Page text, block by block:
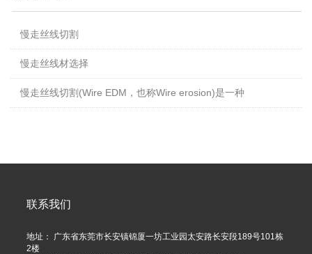
慢走丝线切割
慢走丝线材选择
慢走丝线切割(Wire EDM，也称Wire erosion)是一种
联系我们
地址： 广东省东莞市长安镇锦厦一坊工业园太安路长安段189号101栋
2楼